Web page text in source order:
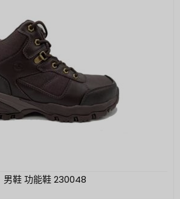
男鞋 功能鞋 230048